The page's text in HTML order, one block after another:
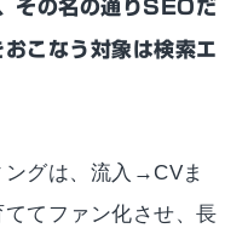
その名の通りSEOだ
こなう対象は検索エ
ングは、流入→CVま
てファン化させ、長